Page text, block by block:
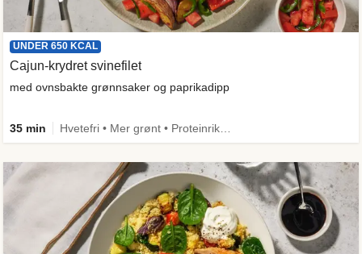
UNDER 650 KCAL
Cajun-krydret svinefilet
med ovnsbakte grønnsaker og paprikadipp
35 min